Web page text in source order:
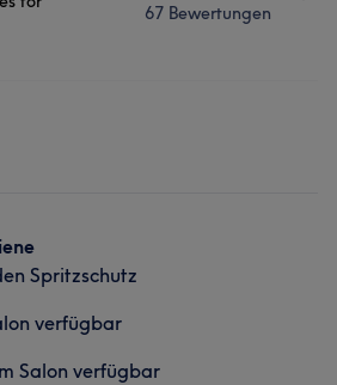
67 Bewertungen
in the profession and also in
Spritzschutz
verfügbar
Salon verfügbar